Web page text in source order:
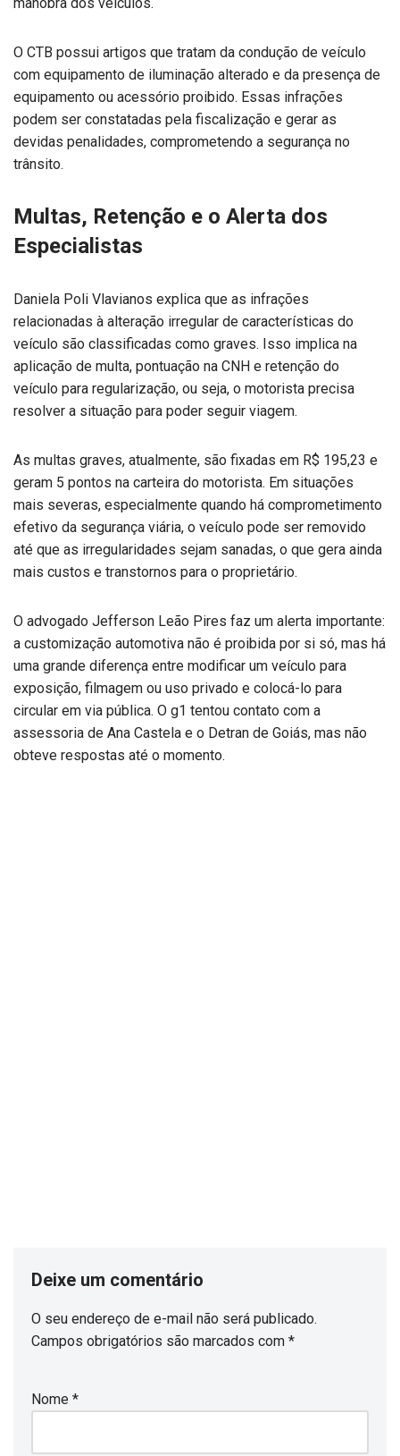
O CTB possui artigos que tratam da condução de veículo
com equipamento de iluminação alterado e da presença de
equipamento ou acessório proibido. Essas infrações
podem ser constatadas pela fiscalização e gerar as
devidas penalidades, comprometendo a segurança no
trânsito.
Multas, Retenção e o Alerta dos
Especialistas
Daniela Poli Vlavianos explica que as infrações
relacionadas à alteração irregular de características do
veículo são classificadas como graves. Isso implica na
aplicação de multa, pontuação na CNH e retenção do
veículo para regularização, ou seja, o motorista precisa
resolver a situação para poder seguir viagem.
As multas graves, atualmente, são fixadas em R$ 195,23 e
geram 5 pontos na carteira do motorista. Em situações
mais severas, especialmente quando há comprometimento
efetivo da segurança viária, o veículo pode ser removido
até que as irregularidades sejam sanadas, o que gera ainda
mais custos e transtornos para o proprietário.
O advogado Jefferson Leão Pires faz um alerta importante:
a customização automotiva não é proibida por si só, mas há
uma grande diferença entre modificar um veículo para
exposição, filmagem ou uso privado e colocá-lo para
circular em via pública. O g1 tentou contato com a
assessoria de Ana Castela e o Detran de Goiás, mas não
obteve respostas até o momento.
Deixe um comentário
O seu endereço de e-mail não será publicado.
Campos obrigatórios são marcados com *
Nome *